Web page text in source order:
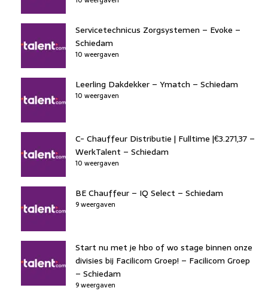
Servicetechnicus Zorgsystemen – Evoke –
Schiedam
10 weergaven
Leerling Dakdekker – Ymatch – Schiedam
10 weergaven
C- Chauffeur Distributie | Fulltime |€3.271,37 –
WerkTalent – Schiedam
10 weergaven
BE Chauffeur – IQ Select – Schiedam
9 weergaven
Start nu met je hbo of wo stage binnen onze
divisies bij Facilicom Groep! – Facilicom Groep
– Schiedam
9 weergaven